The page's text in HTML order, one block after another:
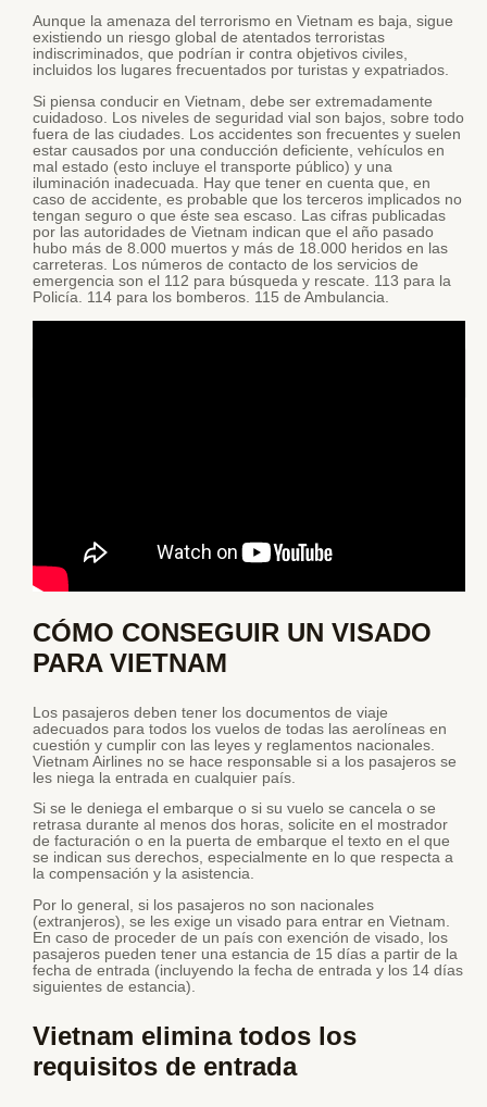
Aunque la amenaza del terrorismo en Vietnam es baja, sigue
existiendo un riesgo global de atentados terroristas
indiscriminados, que podrían ir contra objetivos civiles,
incluidos los lugares frecuentados por turistas y expatriados.
Si piensa conducir en Vietnam, debe ser extremadamente
cuidadoso. Los niveles de seguridad vial son bajos, sobre todo
fuera de las ciudades. Los accidentes son frecuentes y suelen
estar causados por una conducción deficiente, vehículos en
mal estado (esto incluye el transporte público) y una
iluminación inadecuada. Hay que tener en cuenta que, en
caso de accidente, es probable que los terceros implicados no
tengan seguro o que éste sea escaso. Las cifras publicadas
por las autoridades de Vietnam indican que el año pasado
hubo más de 8.000 muertos y más de 18.000 heridos en las
carreteras. Los números de contacto de los servicios de
emergencia son el 112 para búsqueda y rescate. 113 para la
Policía. 114 para los bomberos. 115 de Ambulancia.
CÓMO CONSEGUIR UN VISADO
PARA VIETNAM
Los pasajeros deben tener los documentos de viaje
adecuados para todos los vuelos de todas las aerolíneas en
cuestión y cumplir con las leyes y reglamentos nacionales.
Vietnam Airlines no se hace responsable si a los pasajeros se
les niega la entrada en cualquier país.
Si se le deniega el embarque o si su vuelo se cancela o se
retrasa durante al menos dos horas, solicite en el mostrador
de facturación o en la puerta de embarque el texto en el que
se indican sus derechos, especialmente en lo que respecta a
la compensación y la asistencia.
Por lo general, si los pasajeros no son nacionales
(extranjeros), se les exige un visado para entrar en Vietnam.
En caso de proceder de un país con exención de visado, los
pasajeros pueden tener una estancia de 15 días a partir de la
fecha de entrada (incluyendo la fecha de entrada y los 14 días
siguientes de estancia).
Vietnam elimina todos los
requisitos de entrada